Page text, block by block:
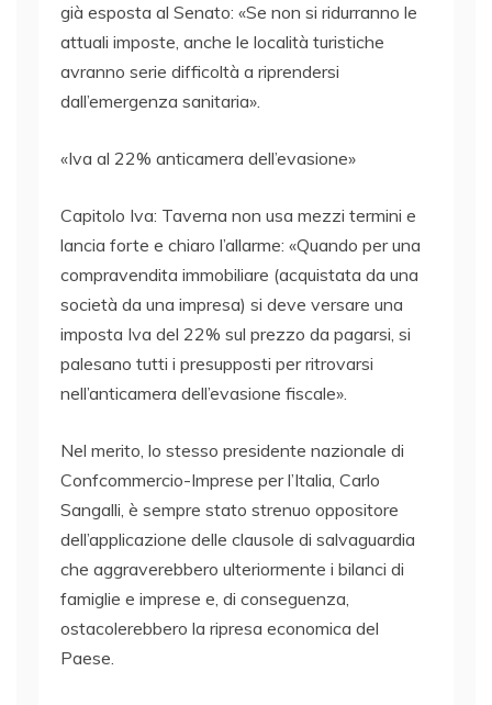
già esposta al Senato: «Se non si ridurranno le
attuali imposte, anche le località turistiche
avranno serie difficoltà a riprendersi
dall’emergenza sanitaria».
«Iva al 22% anticamera dell’evasione»
Capitolo Iva: Taverna non usa mezzi termini e
lancia forte e chiaro l’allarme: «Quando per una
compravendita immobiliare (acquistata da una
società da una impresa) si deve versare una
imposta Iva del 22% sul prezzo da pagarsi, si
palesano tutti i presupposti per ritrovarsi
nell’anticamera dell’evasione fiscale».
Nel merito, lo stesso presidente nazionale di
Confcommercio-Imprese per l’Italia, Carlo
Sangalli, è sempre stato strenuo oppositore
dell’applicazione delle clausole di salvaguardia
che aggraverebbero ulteriormente i bilanci di
famiglie e imprese e, di conseguenza,
ostacolerebbero la ripresa economica del
Paese.